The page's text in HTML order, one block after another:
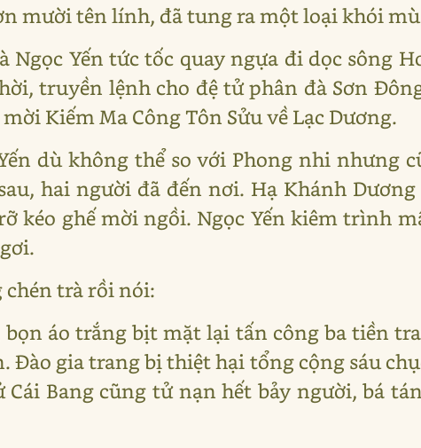
mười tên lính, đã tung ra một loại khói
Ngọc Yến tức tốc quay ngựa đi dọc sông
truyền lệnh cho đệ tử phân đà Sơn
Kiếm Ma Công Tôn Sửu về Lạc Dương.
dù không thể so với Phong nhi nhưng
hai người đã đến nơi. Hạ Khánh
kéo ghế mời ngồi. Ngọc Yến kiêm trình
chén trà rồi nói:
bọn áo trắng bịt mặt lại tấn công ba tiền
Đào gia trang bị thiệt hại tổng cộng sáu
Bang cũng tử nạn hết bảy người, bá